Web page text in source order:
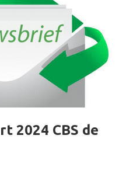
2024 CBS de